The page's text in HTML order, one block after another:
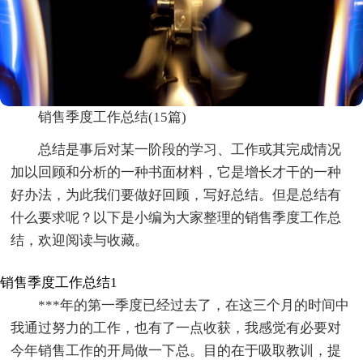
销售季度工作总结(15篇)
总结是事后对某一阶段的学习、工作或其完成情况
加以回顾和分析的一种书面材料，它是增长才干的一种
好办法，为此我们要做好回顾，写好总结。但是总结有
什么要求呢？以下是小编为大家整理的销售季度工作总
结，欢迎阅读与收藏。
销售季度工作总结1
***年的第一季度已经过去了，在这三个月的时间中
我通过努力的工作，也有了一点收获，我感觉有必要对
今年销售工作的开局做一下总。目的在于吸取教训，提